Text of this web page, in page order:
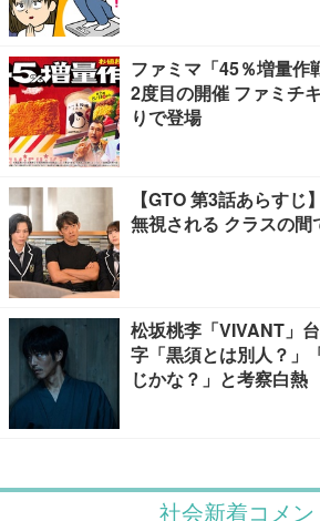
ファミマ「45％増量作
2度目の開催 ファミチ
りで登場
【GTO 第3話あらすじ
無視される クラスの間
松坂桃李「VIVANT」
字「黒須とは別人？」
じかな？」と考察白熱